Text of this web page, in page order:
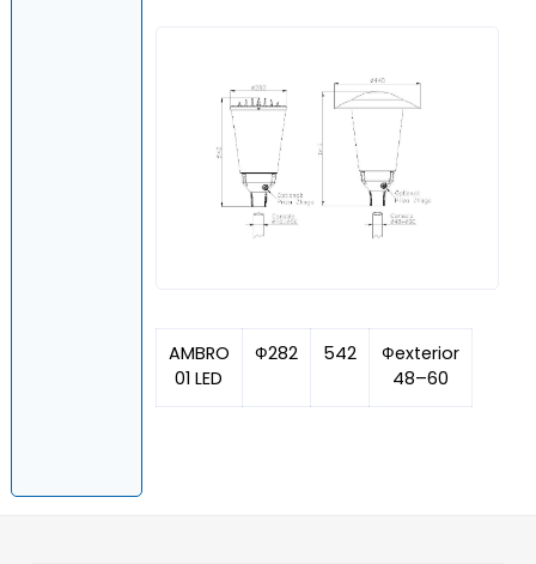
AMBRO
01 LED
Ф282 542
Фexterior
48–60